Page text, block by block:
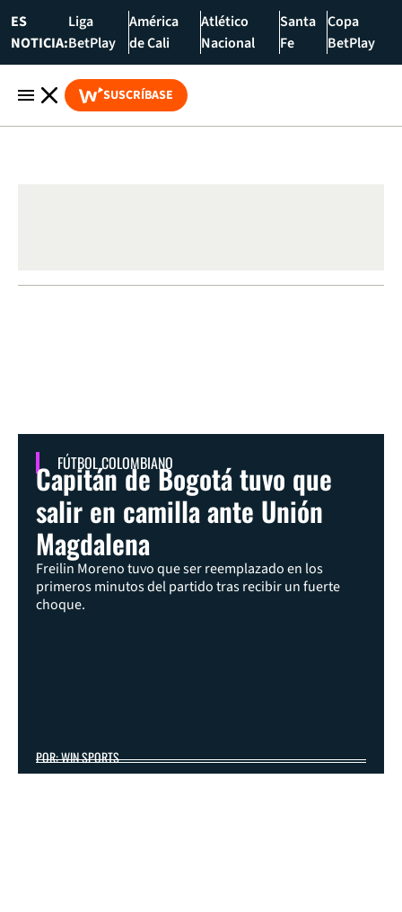
ES
NOTICIA:
Liga
BetPlay
América
de Cali
Atlético
Nacional
Santa
Fe
Copa
BetPlay
SUSCRÍBASE
FÚTBOL COLOMBIANO
Capitán de Bogotá tuvo que
salir en camilla ante Unión
Magdalena
Freilin Moreno tuvo que ser reemplazado en los
primeros minutos del partido tras recibir un fuerte
choque.
POR: WIN SPORTS